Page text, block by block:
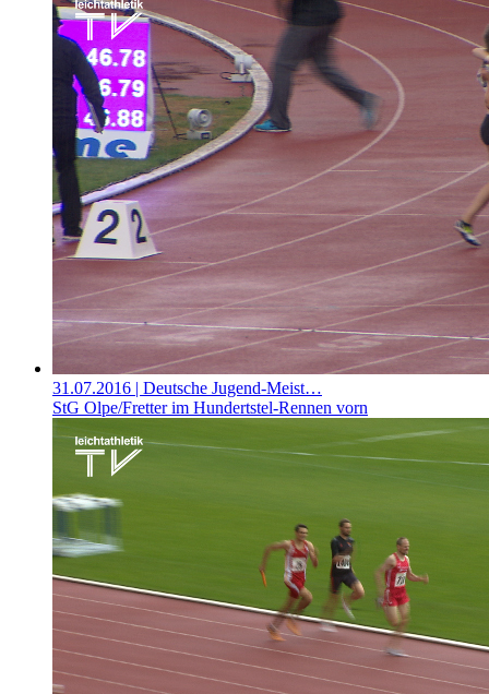
31.07.2016 | Deutsche Jugend-Meist…
StG Olpe/Fretter im Hundertstel-Rennen vorn